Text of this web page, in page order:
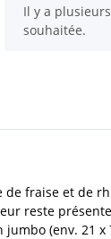
x
Il y a
souhaitée.
fraise et de
reste
(env. 21 x